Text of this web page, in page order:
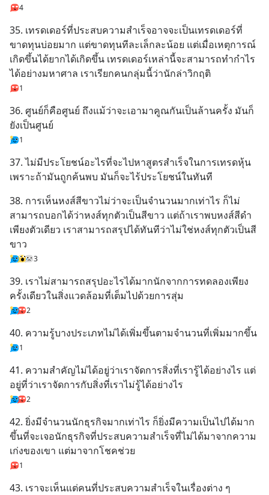
4
35. เทรดเดอร์ที่ประสบความสำเร็จอาจจะเป็นเทรดเดอร์ที่
ขาดทุนบ่อยมาก แต่ขาดทุนทีละเล็กละน้อย แต่เมื่อเหตุการณ์
เกิดขึ้นได้ยากได้เกิดขึ้น เทรดเดอร์เหล่านี้จะสามารถทำกำไร
ได้อย่างมหาศาล เราเรียกคนกลุ่มนี้ว่านักล่าวิกฤติ
1
36. ศูนย์ก็คือศูนย์ ถึงแม้ว่าจะเอามาคูณกันเป็นล้านครั้ง มันก็
ยังเป็นศูนย์
1
37. ไม่มีประโยชน์อะไรที่จะไปหาสูตรสำเร็จในการเทรดหุ้น
เพราะถ้ามันถูกค้นพบ มันก็จะไร้ประโยชน์ในทันที
38. การเห็นหงส์สีขาวไม่ว่าจะเป็นจำนวนมากเท่าไร ก็ไม่
สามารถบอกได้ว่าหงส์ทุกตัวเป็นสีขาว แต่ถ้าเราพบหงส์สีดำ
เพียงตัวเดียว เราสามารถสรุปได้ทันทีว่าไม่ใช่หงส์ทุกตัวเป็นสี
ขาว
3
39. เราไม่สามารถสรุปอะไรได้มากนักจากการทดลองเพียง
ครั้งเดียวในสิ่งแวดล้อมที่เต็มไปด้วยการสุ่ม
2
40. ความรู้บางประเภทไม่ได้เพิ่มขึ้นตามจำนวนที่เพิ่มมากขึ้น
1
41. ความสำคัญไม่ได้อยู่ว่าเราจัดการสิ่งที่เรารู้ได้อย่างไร แต่
อยู่ที่ว่าเราจัดการกับสิ่งที่เราไม่รู้ได้อย่างไร
2
42. ยิ่งมีจำนวนนักธุรกิจมากเท่าไร ก็ยิ่งมีความเป็นไปได้มาก
ขึ้นที่จะเจอนักธุรกิจที่ประสบความสำเร็จที่ไม่ได้มาจากความ
เก่งของเขา แต่มาจากโชคช่วย
1
43. เราจะเห็นแต่คนที่ประสบความสำเร็จในเรื่องต่าง ๆ